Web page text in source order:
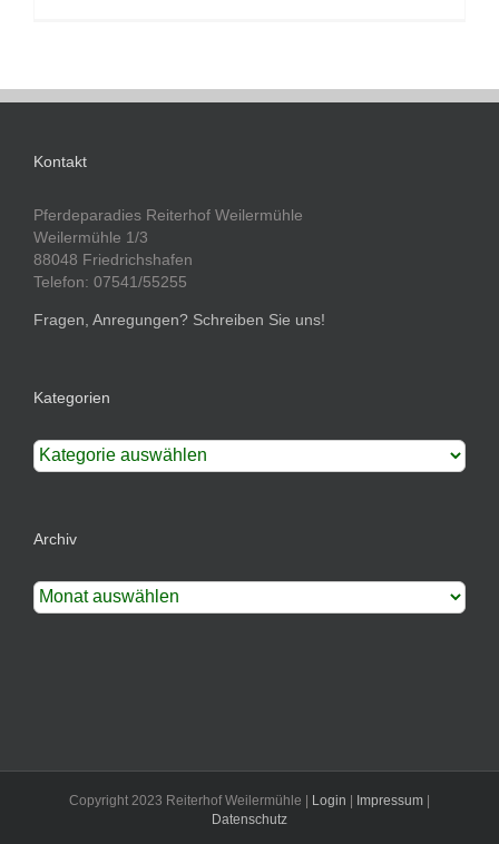
Kontakt
Pferdeparadies Reiterhof Weilermühle
Weilermühle 1/3
88048 Friedrichshafen
Telefon: 07541/55255
Fragen, Anregungen? Schreiben Sie uns!
Kategorien
Kategorien
Archiv
Archiv
Copyright 2023 Reiterhof Weilermühle | Login | Impressum |
Datenschutz